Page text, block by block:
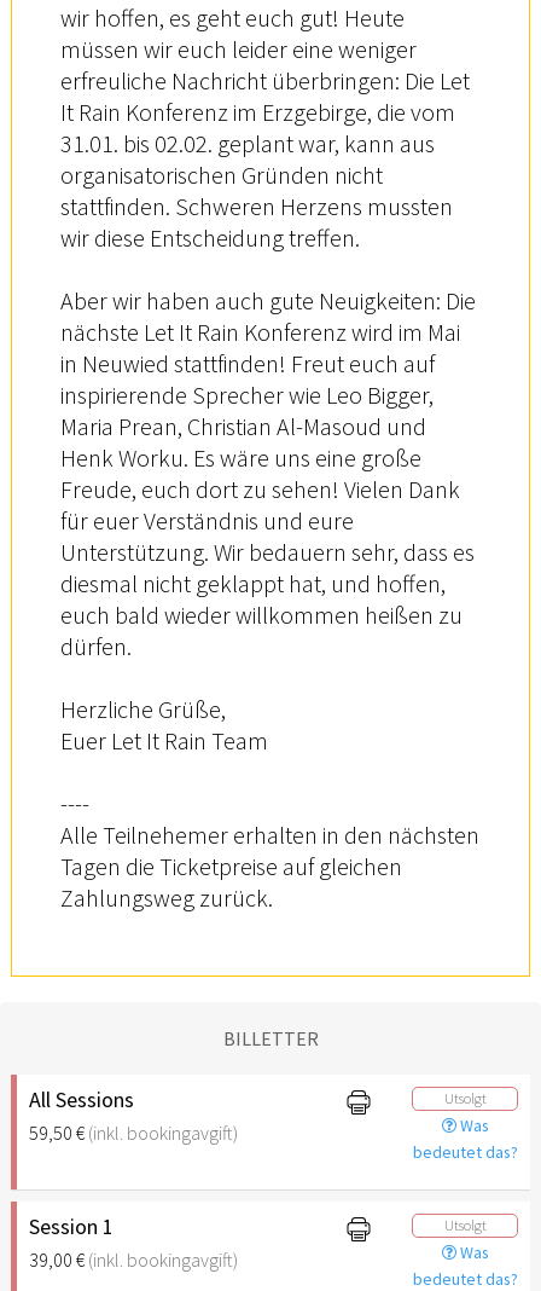
wir hoffen, es geht euch gut! Heute
müssen wir euch leider eine weniger
erfreuliche Nachricht überbringen: Die Let
It Rain Konferenz im Erzgebirge, die vom
31.01. bis 02.02. geplant war, kann aus
organisatorischen Gründen nicht
stattfinden. Schweren Herzens mussten
wir diese Entscheidung treffen.
Aber wir haben auch gute Neuigkeiten: Die
nächste Let It Rain Konferenz wird im Mai
in Neuwied stattfinden! Freut euch auf
inspirierende Sprecher wie Leo Bigger,
Maria Prean, Christian Al-Masoud und
Henk Worku. Es wäre uns eine große
Freude, euch dort zu sehen! Vielen Dank
für euer Verständnis und eure
Unterstützung. Wir bedauern sehr, dass es
diesmal nicht geklappt hat, und hoffen,
euch bald wieder willkommen heißen zu
dürfen.
Herzliche Grüße,
Euer Let It Rain Team
----
Alle Teilnehemer erhalten in den nächsten
Tagen die Ticketpreise auf gleichen
Zahlungsweg zurück.
BILLETTER
All Sessions
59,50 €(inkl. bookingavgift)
Utsolgt
Was
bedeutet das?
Session 1
39,00 €(inkl. bookingavgift)
Utsolgt
Was
bedeutet das?